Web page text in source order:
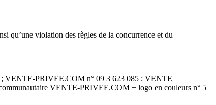
qu’une violation des règles de la concurrence et du
; VENTE-PRIVEE.COM n° 09 3 623 085 ; VENTE
VENTE-PRIVEE.COM + logo en couleurs n° 5